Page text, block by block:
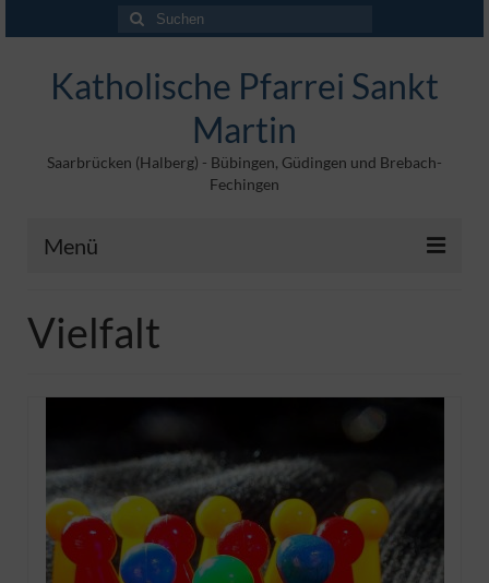
Suchen
nach:
Katholische Pfarrei Sankt
Martin
Saarbrücken (Halberg) - Bübingen, Güdingen und Brebach-
Fechingen
Menü
Veröffentlichungen
Kontakt
Maltische für Kinder
Pfadfinder
Vielfalt